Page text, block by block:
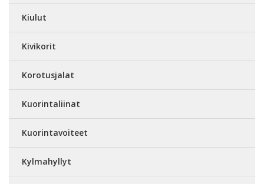
Kiulut
Kivikorit
Korotusjalat
Kuorintaliinat
Kuorintavoiteet
Kylmahyllyt